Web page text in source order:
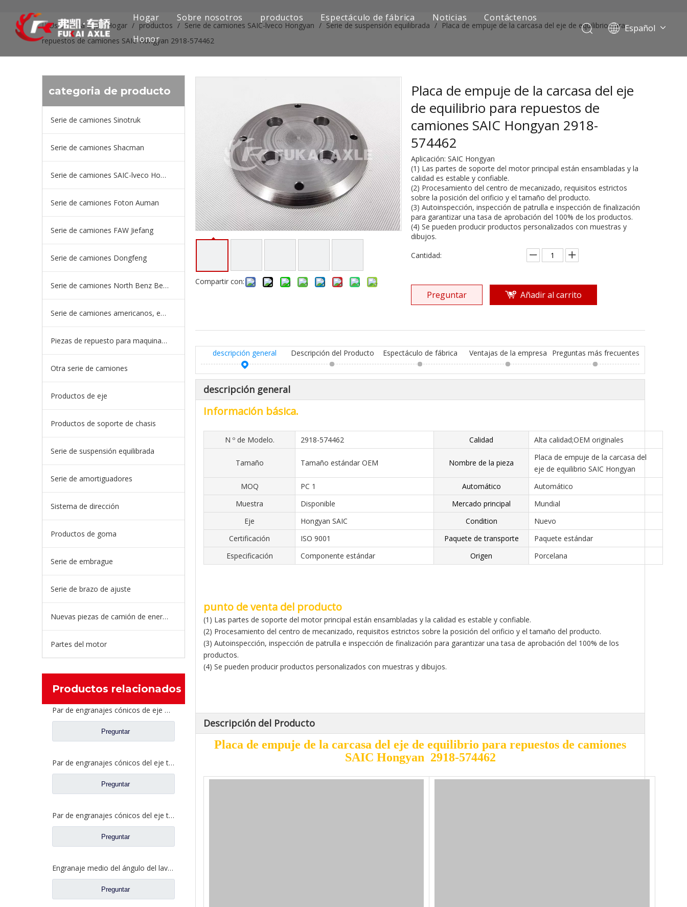
Hogar Sobre nosotros productos
Serie de camiones SAIC-lveco Hongyan
Serie de camiones Foton Auman
Serie de camiones FAW Jiefang
Serie de camiones Dongfeng
Serie de camiones europea y japonesa
Piezas de repuesto para maquinaria de ingeniería de camiones mineros
Otra serie de camiones
Espectáculo de fábrica Noticias
Contáctenos
Honor
Español
Pусский
العربية
English
Usted está aquí: Hogar / productos / Serie de camiones SAIC-lveco Hongyan / Serie de suspensión equilibrada / Placa de empuje de la carcasa del eje de equilibrio para
repuestos de camiones SAIC Hongyan 2918-574462
categoria de producto
Serie de camiones Sinotruk
Serie de camiones Shacman
Serie de camiones SAIC-lveco Hongyan
Serie de camiones Foton Auman
Serie de camiones FAW Jiefang
Serie de camiones Dongfeng
Serie de camiones North Benz Beiben
Serie de camiones americanos, europeos y japoneses
Piezas de repuesto para maquinaria de ingeniería de camiones mineros
Otra serie de camiones
Productos de eje
Productos de soporte de chasis
Serie de suspensión equilibrada
Serie de amortiguadores
Sistema de dirección
Productos de goma
Serie de embrague
Serie de brazo de ajuste
Nuevas piezas de camión de energía
Partes del motor
Productos relacionados
Par de engranajes cónicos de eje medio 27/18 para repuestos de camiones Ankai & BENZ Axle Foton Auman HFF2502040/41CK1BZ
Preguntar
Par de engranajes cónicos del eje trasero 21/28 para piezas de repuesto de camiones Ankai & BENZ Axle Foton Auman HFF2402038/39CK1BZ
Preguntar
Par de engranajes cónicos del eje trasero 18/27 para piezas de repuesto de camiones Ankai & BENZ Axle Foton Auman HFF2402040/41CK1BZ
Preguntar
Engranaje medio del ángulo del lavabo del puente para los recambios 42104456 del camión de SAIC Hongyan
Preguntar
Compartir con:
Placa de empuje de la carcasa del eje
de equilibrio para repuestos de
camiones SAIC Hongyan 2918-
574462
Aplicación: SAIC Hongyan
(1) Las partes de soporte del motor principal están ensambladas y la
calidad es estable y confiable.
(2) Procesamiento del centro de mecanizado, requisitos estrictos
sobre la posición del orificio y el tamaño del producto.
(3) Autoinspección, inspección de patrulla e inspección de finalización
para garantizar una tasa de aprobación del 100% de los productos.
(4) Se pueden producir productos personalizados con muestras y
dibujos.
Cantidad:
Preguntar Añadir al carrito
descripción general Descripción del Producto Espectáculo de fábrica Ventajas de la empresa Preguntas más frecuentes
descripción general
Información básica.
N º de Modelo. 2918-574462 Calidad Alta calidad;OEM originales
Tamaño Tamaño estándar OEM Nombre de la pieza
Placa de empuje de la carcasa del
eje de equilibrio SAIC Hongyan
MOQ
PC 1 Automático
Automático
Muestra
Disponible Mercado principal
Mundial
Eje
Hongyan SAIC Condition
Nuevo
Certificación
ISO 9001 Paquete de transporte
Paquete estándar
Especificación
Componente estándar Origen Porcelana
punto de venta del producto
(1) Las partes de soporte del motor principal están ensambladas y la calidad es estable y confiable.
(2) Procesamiento del centro de mecanizado, requisitos estrictos sobre la posición del orificio y el tamaño del producto.
(3) Autoinspección, inspección de patrulla e inspección de finalización para garantizar una tasa de aprobación del 100% de los
productos.
(4) Se pueden producir productos personalizados con muestras y dibujos.
Descripción del Producto
Placa de empuje de la carcasa del eje de equilibrio para repuestos de camiones
SAIC Hongyan 2918-574462